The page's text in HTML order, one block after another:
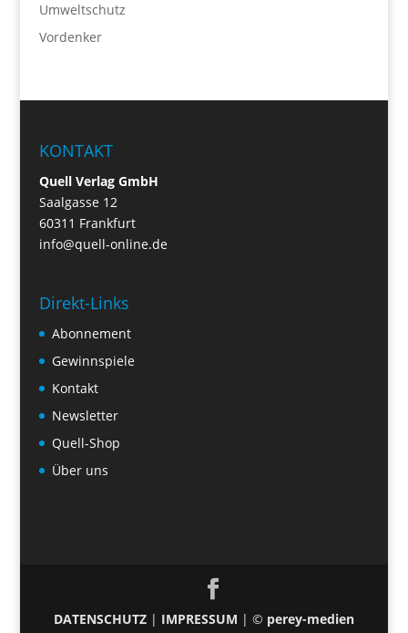
Umweltschutz
Vordenker
KONTAKT
Quell Verlag GmbH
Saalgasse 12
60311 Frankfurt
info@quell-online.de
Direkt-Links
Abonnement
Gewinnspiele
Kontakt
Newsletter
Quell-Shop
Über uns
DATENSCHUTZ| IMPRESSUM | © perey-medien